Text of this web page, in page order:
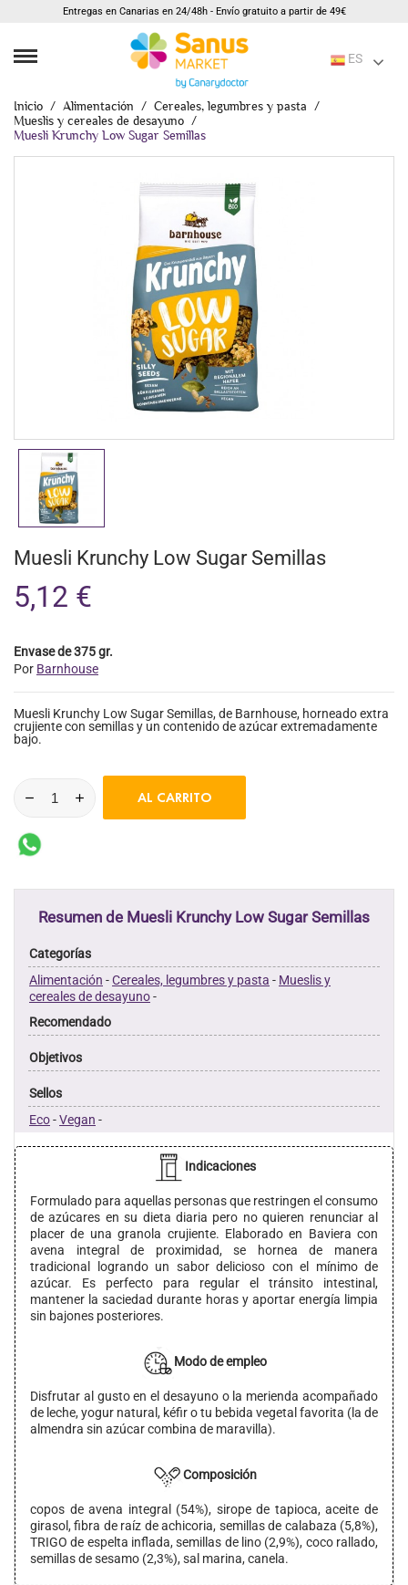
Entregas en Canarias en 24/48h - Envío gratuito a partir de 49€
ES
Inicio Alimentación
Cereales, legumbres y pasta
Mueslis y cereales de desayuno
Muesli Krunchy Low Sugar Semillas
Muesli Krunchy Low Sugar Semillas
5,12 €
Envase de 375 gr.
Por Barnhouse
Muesli Krunchy Low Sugar Semillas, de Barnhouse, horneado extra
crujiente con semillas y un contenido de azúcar extremadamente
bajo.
AL CARRITO
Resumen de Muesli Krunchy Low Sugar Semillas
Categorías
Alimentación -Cereales, legumbres y pasta - Mueslis y
cereales de desayuno-
Recomendado
Objetivos
Sellos
Eco-Vegan -
Indicaciones
Formulado para aquellas personas que restringen el consumo
de azúcares en su dieta diaria pero no quieren renunciar al
placer de una granola crujiente. Elaborado en Baviera con
avena integral de proximidad, se hornea de manera
tradicional logrando un sabor delicioso con el mínimo de
azúcar. Es perfecto para regular el tránsito intestinal,
mantener la saciedad durante horas y aportar energía limpia
sin bajones posteriores.
Modo de empleo
Disfrutar al gusto en el desayuno o la merienda acompañado
de leche, yogur natural, kéfir o tu bebida vegetal favorita (la de
almendra sin azúcar combina de maravilla).
Composición
copos de avena integral (54%), sirope de tapioca, aceite de
girasol, fibra de raíz de achicoria, semillas de calabaza (5,8%),
TRIGO de espelta inflada, semillas de lino (2,9%), coco rallado,
semillas de sesamo (2,3%), sal marina, canela.